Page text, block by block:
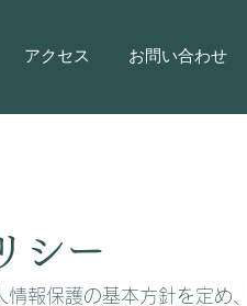
アクセス お問い合わせ
シー
報保護の基本方針を定め